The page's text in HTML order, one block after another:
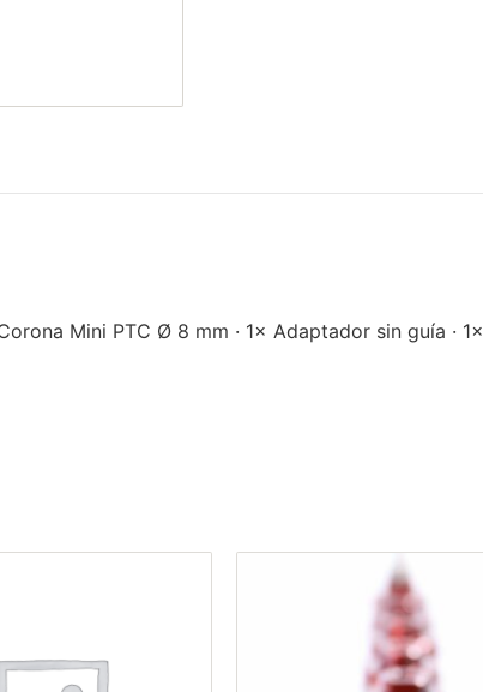
Mini PTC Ø 8 mm · 1× Adaptador sin guía · 1×